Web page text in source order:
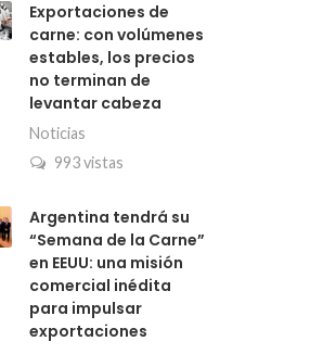
Exportaciones de
carne: con volúmenes
estables, los precios
no terminan de
levantar cabeza
Noticias
993 vistas
Argentina tendrá su
“Semana de la Carne”
en EEUU: una misión
comercial inédita
para impulsar
exportaciones